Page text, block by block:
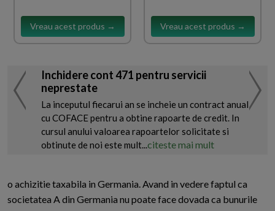
Vreau acest produs → Vreau acest produs →
Inchidere cont 471 pentru servicii
neprestate
La inceputul fiecarui an se incheie un contract anual
cu COFACE pentru a obtine rapoarte de credit. In
cursul anului valoarea rapoartelor solicitate si
obtinute de noi este mult...citeste mai mult
o achizitie taxabila in Germania. Avand in vedere faptul ca
societatea A din Germania nu poate face dovada ca bunurile